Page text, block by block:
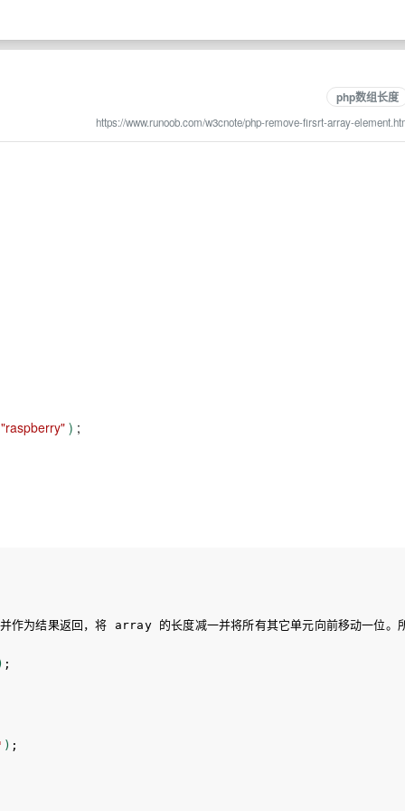
php数组长度
https://www.runoob.com/w3cnote/php-remove-firsrt-array-
"raspberry" ) ;
果返回，将 array 的长度减一并将所有其它单元向前移动一位。所
;
) ;